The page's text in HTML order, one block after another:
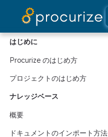
はじめに
Procurize のはじめ方
プロジェクトのはじめ方
ナレッジベース
概要
ドキュメントのインポート方法